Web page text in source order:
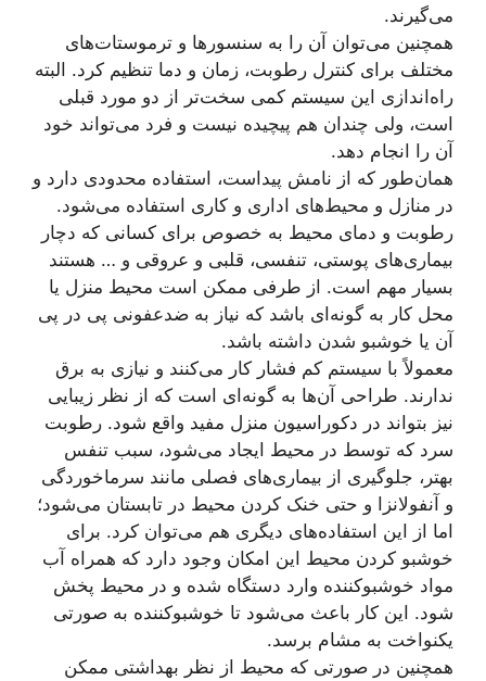
می‌گیرند.
همچنین می‌توان آن را به سنسورها و ترموستات‌های
مختلف برای کنترل رطوبت، زمان و دما تنظیم کرد. البته
راه‌اندازی این سیستم کمی سخت‌تر از دو مورد قبلی
است، ولی چندان هم پیچیده نیست و فرد می‌تواند خود
آن را انجام دهد.
همان‌طور که از نامش پیداست، استفاده محدودی دارد و
در منازل و محیط‌های اداری و کاری استفاده می‌شود.
رطوبت و دمای محیط به خصوص برای کسانی که دچار
بیماری‌های پوستی، تنفسی، قلبی و عروقی و … هستند
بسیار مهم است. از طرفی ممکن است محیط منزل یا
محل کار به گونه‌ای باشد که نیاز به ضدعفونی پی در پی
آن یا خوشبو شدن داشته باشد.
معمولاً با سیستم کم فشار کار می‌کنند و نیازی به برق
ندارند. طراحی آن‌ها به گونه‌ای است که از نظر زیبایی
نیز بتواند در دکوراسیون منزل مفید واقع شود. رطوبت
سرد که توسط در محیط ایجاد می‌شود، سبب تنفس
بهتر، جلوگیری از بیماری‌های فصلی مانند سرماخوردگی
و آنفولانزا و حتی خنک کردن محیط در تابستان می‌شود؛
اما از این استفاده‌های دیگری هم می‌توان کرد. برای
خوشبو کردن محیط این امکان وجود دارد که همراه آب
مواد خوشبوکننده وارد دستگاه شده و در محیط پخش
شود. این کار باعث می‌شود تا خوشبوکننده به صورتی
یکنواخت به مشام برسد.
همچنین در صورتی که محیط از نظر بهداشتی ممکن